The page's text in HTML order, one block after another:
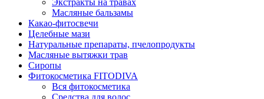
Экстракты на травах
Масляные бальзамы
Какао-фитосвечи
Целебные мази
Натуральные препараты, пчелопродукты
Масляные вытяжки трав
Сиропы
Фитокосметика FITODIVA
Вся фитокосметика
Средства для волос